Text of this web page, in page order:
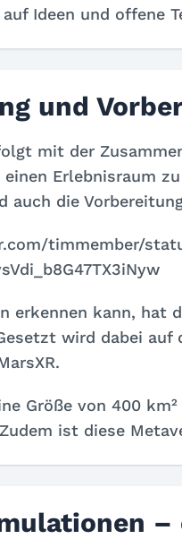
Ideen und offene
und
mit der
Erlebnisraum
auch die
timmember/
erkennen kann, hat
wird dabei
Größe von 400
ist diese